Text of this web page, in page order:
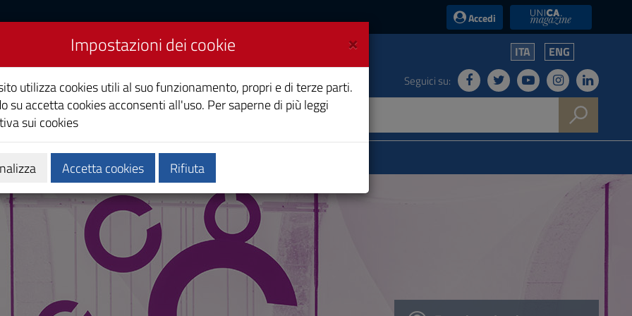
Accedi UniCA News
ITA ENG
Seguici su:
Calendari e orari Qualità e miglioramento
×
Impostazioni dei cookie
utilizza cookies utili al suo funzionamento, propri e di terze parti.
su accetta cookies acconsenti all'uso. Per saperne di più leggi
sui cookies
Accetta cookies Rifiuta